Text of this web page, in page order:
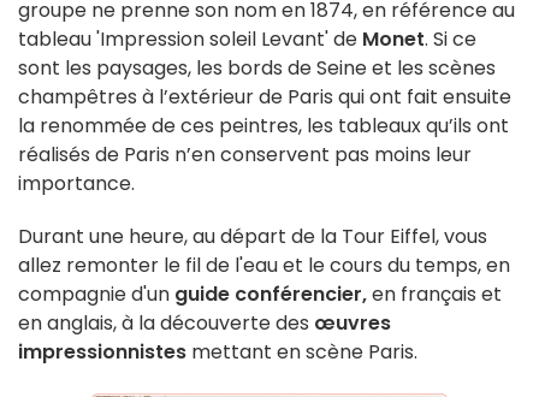
groupe ne prenne son nom en 1874, en référence au
tableau 'Impression soleil Levant' de Monet. Si ce
sont les paysages, les bords de Seine et les scènes
champêtres à l’extérieur de Paris qui ont fait ensuite
la renommée de ces peintres, les tableaux qu’ils ont
réalisés de Paris n’en conservent pas moins leur
importance.
Durant une heure, au départ de la Tour Eiffel, vous
allez remonter le fil de l'eau et le cours du temps, en
compagnie d'un guide conférencier,en français et
en anglais, à la découverte des œuvres
impressionnistes mettant en scène Paris.